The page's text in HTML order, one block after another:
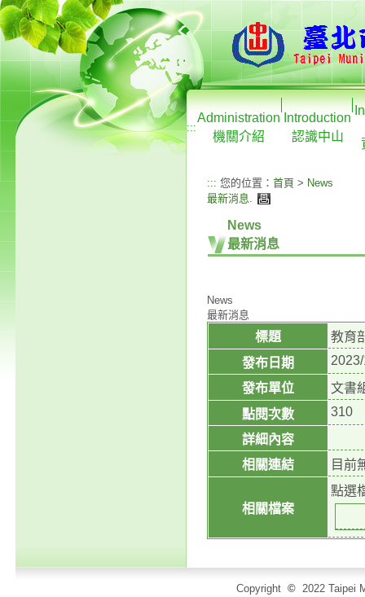
:::
Administration
機關介紹
Introduction
認識中山
::: 您的位置： 首頁 > News
最新消息.
News
最新消息
News
最新消息
標題
教育
發布日期
發布單位
文書
點閱次數
310
詳細內容
相關連結
目前
相關檔案
點選
Copyright © 2022 Taipei